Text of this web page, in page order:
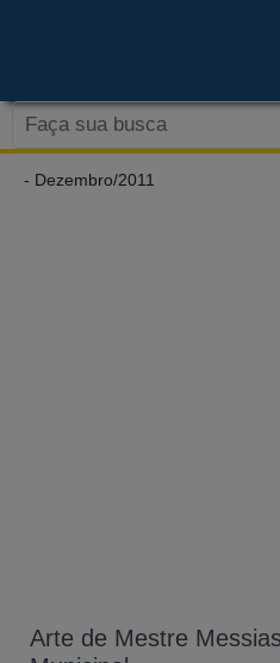
- Dezembro/2011
Arte de Mestre